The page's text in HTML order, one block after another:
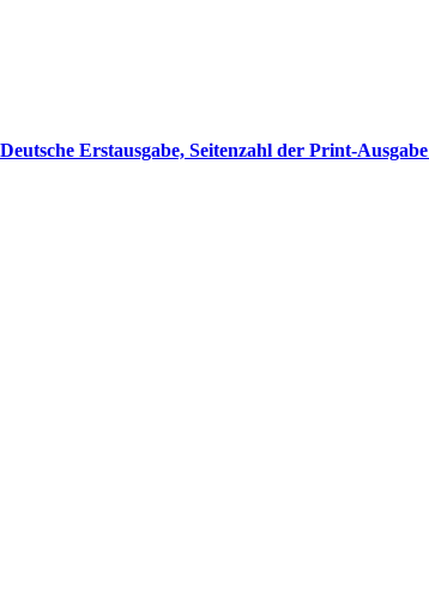
Ausgabe ‏ : ‎ 848 Seiten, ISBN-13 ‏ : ‎ 978-3764533694, Originaltitel ‏ : ‎ For